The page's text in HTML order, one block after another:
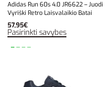
Adidas Run 60s 4.0 JR6622 – Juodi
Vyriški Retro Laisvalaikio Batai
57,95€
Pasirinkti savybes